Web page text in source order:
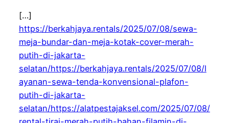
[…]
https://berkahjaya.rentals/2025/07/08/sewa-
meja-bundar-dan-meja-kotak-cover-merah-
putih-di-jakarta-
selatan/https://berkahjaya.rentals/2025/07/08/l
ayanan-sewa-tenda-konvensional-plafon-
putih-di-jakarta-
selatan/https://alatpestajaksel.com/2025/07/08/